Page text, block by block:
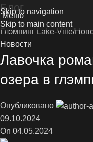
Skip to navigation
Skip to main content
Меню
Блог
Глэмпинг Lake-Ville
Новости
Лавочка
озера в
Опубликовано
09.10.2024
On 04.05.2024